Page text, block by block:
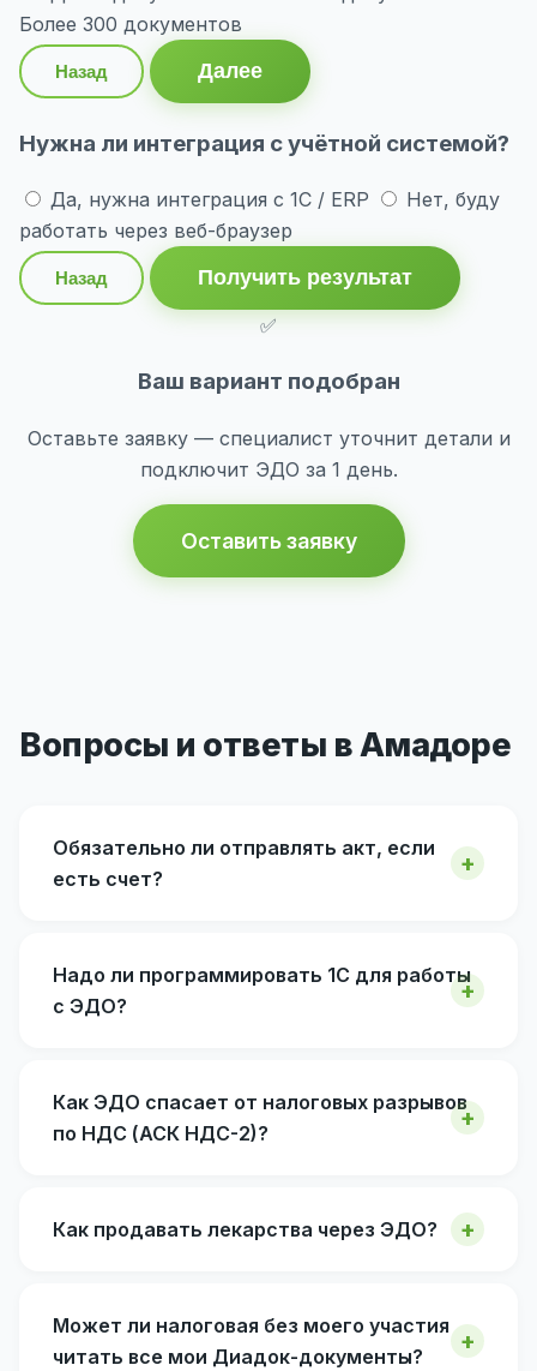
Более 300 документов
Назад Далее
Нужна ли интеграция с учётной системой?
Да, нужна интеграция с 1С / ERP
Нет, буду
работать через веб-браузер
Назад
Получить результат
✅
Ваш вариант подобран
Оставьте заявку — специалист уточнит детали и
подключит ЭДО за 1 день.
Оставить заявку
Вопросы и ответы в Амадоре
Обязательно ли отправлять акт, если
есть счет?
Надо ли программировать 1С для работы
с ЭДО?
Как ЭДО спасает от налоговых разрывов
по НДС (АСК НДС-2)?
Как продавать лекарства через ЭДО?
Может ли налоговая без моего участия
читать все мои Диадок-документы?